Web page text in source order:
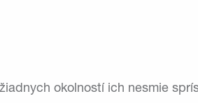
okolností ich nesmie